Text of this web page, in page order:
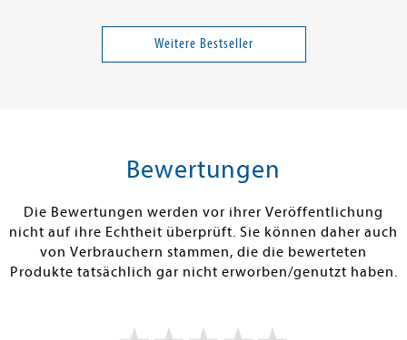
Secret - Du sollst mich
fürchten
Warenkorb
Weitere Bestseller
Bewertungen
Die Bewertungen werden vor ihrer Veröffentlichung
nicht auf ihre Echtheit überprüft. Sie können daher auch
von Verbrauchern stammen, die die bewerteten
Produkte tatsächlich gar nicht erworben/genutzt haben.